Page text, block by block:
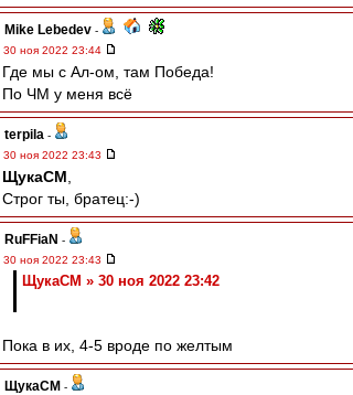
Mike Lebedev -
30 ноя 2022 23:44
Где мы с Ал-ом, там Победа!
По ЧМ у меня всё
terpila -
30 ноя 2022 23:43
ЩукаСМ
Строг ты, братец:-)
RuFFiaN -
30 ноя 2022 23:43
ЩукаСМ » 30 ноя 2022 23:42
Пока в их, 4-5 вроде по желтым
ЩукаСМ -